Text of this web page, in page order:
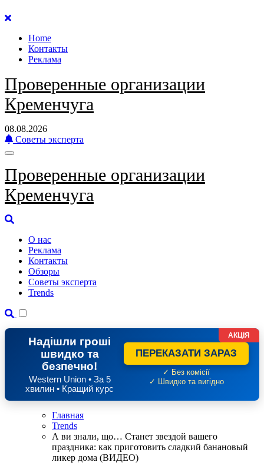
Перейти
содержанию
Home
Контакты
Реклама
Проверенные организации
Кременчуга
08.08.2026
Советы эксперта
Проверенные организации
Кременчуга
О нас
Реклама
Контакты
Обзоры
Советы эксперта
Trends
Надішли гроші
швидко та
безпечно!
Western Union • За 5
хвилин • Кращий курс
ПЕРЕКАЗАТИ ЗАРАЗ
✓ Без комісії
✓ Швидко та вигідно
АКЦІЯ
Главная
Trends
А ви знали, що… Станет звездой вашего
праздника: как приготовить сладкий банановый
ликер дома (ВИДЕО)